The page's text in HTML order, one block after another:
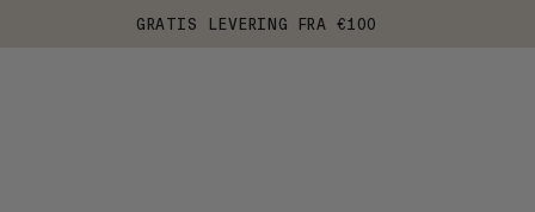
GRATIS LEVERING FRA €100